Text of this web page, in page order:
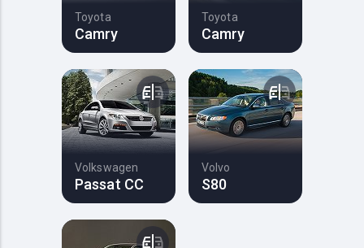
Toyota
Camry
Toyota
Camry
Volkswagen
Passat CC
Volvo
S80